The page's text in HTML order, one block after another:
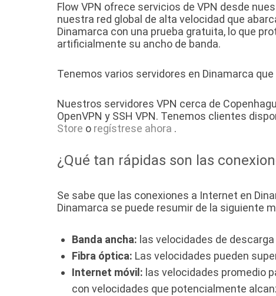
Flow VPN ofrece servicios de VPN desde
nuestra red global de alta velocidad que
Dinamarca con una prueba gratuita, lo que
artificialmente su ancho de banda.
Tenemos varios servidores en Dinamarca
Nuestros servidores VPN cerca de
OpenVPN y SSH VPN. Tenemos clientes
Store o regístrese ahora .
¿Qué tan rápidas son las
Se sabe que las conexiones a Internet en
Dinamarca se puede resumir de la siguiente
Banda ancha: las velocidades de
Fibra óptica: Las velocidades pueden
Internet móvil: las velocidades promedio
con velocidades que potencialmente